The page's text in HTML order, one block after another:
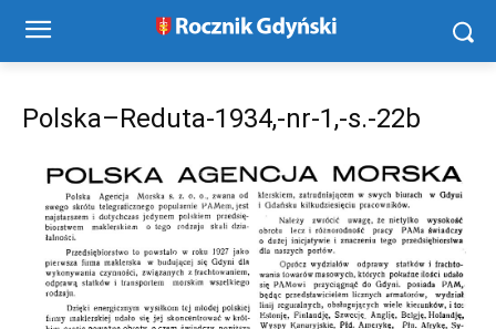
Polska–Reduta-1934,-nr-1,-s.-22b